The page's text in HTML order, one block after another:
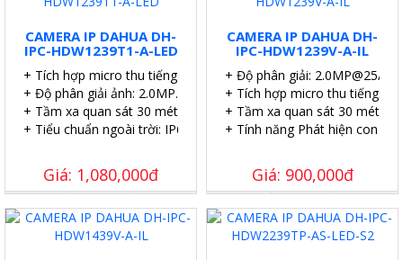
CAMERA IP DAHUA DH-
IPC-HDW1239T1-A-LED
+ Tích hợp micro thu tiếng.
+ Độ phân giải ảnh: 2.0MP.
+ Tầm xa quan sát 30 mét.
+ Tiểu chuẩn ngoài trời: IP67.
Giá: 1,080,000đ
CAMERA IP DAHUA DH-
IPC-HDW1239V-A-IL
+ Độ phân giải: 2.0MP@25/30
+ Tích hợp micro thu tiếng.
+ Tầm xa quan sát 30 mét.
+ Tính năng Phát hiện con
Giá: 900,000đ